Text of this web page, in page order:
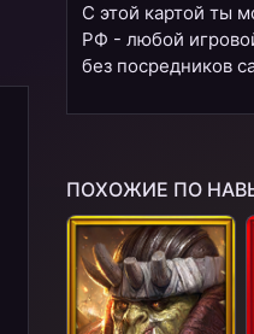
С этой картой ты
РФ - любой
без посредников
ПОХОЖИЕ ПО